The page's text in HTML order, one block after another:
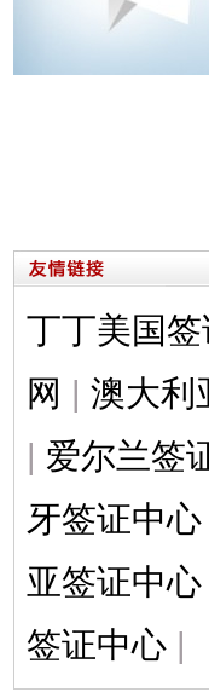
丁丁美国签
网 | 澳大利
| 爱尔兰签
牙签证中心
亚签证中心
签证中心 |